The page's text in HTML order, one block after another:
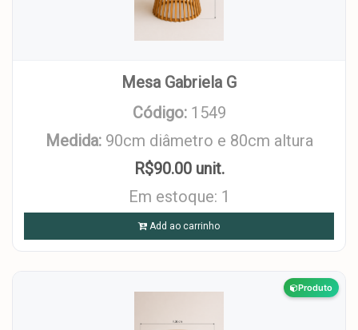
Mesa Gabriela G
Código: 1549
Medida: 90cm diâmetro e 80cm altura
R$90.00 unit.
Em estoque: 1
Add ao carrinho
Produto